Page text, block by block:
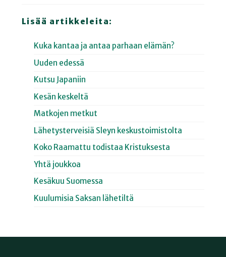
Lisää artikkeleita:
Kuka kantaa ja antaa parhaan elämän?
Uuden edessä
Kutsu Japaniin
Kesän keskeltä
Matkojen metkut
Lähetysterveisiä Sleyn keskustoimistolta
Koko Raamattu todistaa Kristuksesta
Yhtä joukkoa
Kesäkuu Suomessa
Kuulumisia Saksan lähetiltä